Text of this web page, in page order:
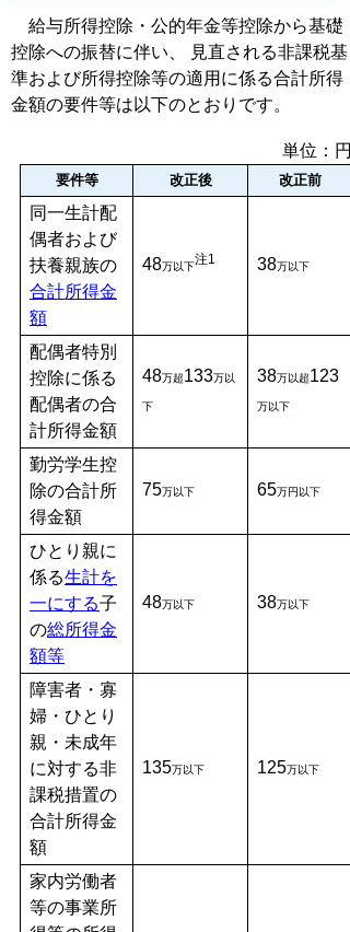
給与所得控除・公的年金等控除から基礎
控除への振替に伴い、 見直される非課税基
準および所得控除等の適用に係る合計所得
金額の要件等は以下のとおりです。
単位：円
要件等 改正後 改正前
同一生計配
偶者および
扶養親族の
合計所得金
額
48万以下注1 38万以下
配偶者特別
控除に係る
配偶者の合
計所得金額
48万超133万以
下
38万以超123
万以下
勤労学生控
除の合計所
得金額
75万以下 65万円以下
ひとり親に
係る生計を
一にする子
の総所得金
額等
48万以下 38万以下
障害者・寡
婦・ひとり
親・未成年
に対する非
課税措置の
合計所得金
額
135万以下 125万以下
家内労働者
等の事業所